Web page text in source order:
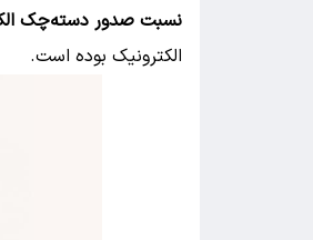
نسبت صدور دسته‌چک
الکترونیک بوده است.